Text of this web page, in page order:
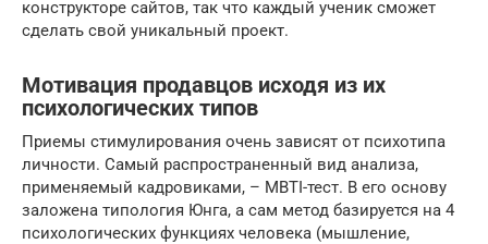
конструкторе сайтов, так что каждый ученик сможет
сделать свой уникальный проект.
Мотивация продавцов исходя из их
психологических типов
Приемы стимулирования очень зависят от психотипа
личности. Самый распространенный вид анализа,
применяемый кадровиками, – MBTI-тест. В его основу
заложена типология Юнга, а сам метод базируется на 4
психологических функциях человека (мышление,